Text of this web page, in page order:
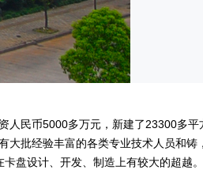
民币5000多万元，新建了23300多
批经验丰富的各类专业技术人员和
盘设计、开发、制造上有较大的超